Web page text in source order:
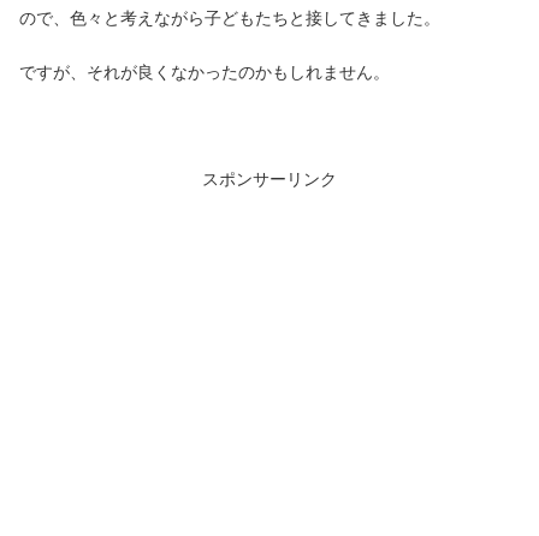
ので、色々と考えながら子どもたちと接してきました。
ですが、それが良くなかったのかもしれません。
スポンサーリンク